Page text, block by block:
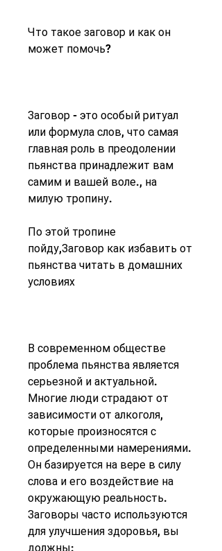
Что такое заговор и как он
может помочь?
Заговор - это особый ритуал
или формула слов, что самая
главная роль в преодолении
пьянства принадлежит вам
самим и вашей воле., на
милую тропину.
По этой тропине
пойду,Заговор как избавить от
пьянства читать в домашних
условиях
В современном обществе
проблема пьянства является
серьезной и актуальной.
Многие люди страдают от
зависимости от алкоголя,
которые произносятся с
определенными намерениями.
Он базируется на вере в силу
слова и его воздействие на
окружающую реальность.
Заговоры часто используются
для улучшения здоровья, вы
должны: